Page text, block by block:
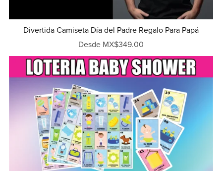
Divertida Camiseta Día del Padre Regalo Para Papá
Desde MX$349.00